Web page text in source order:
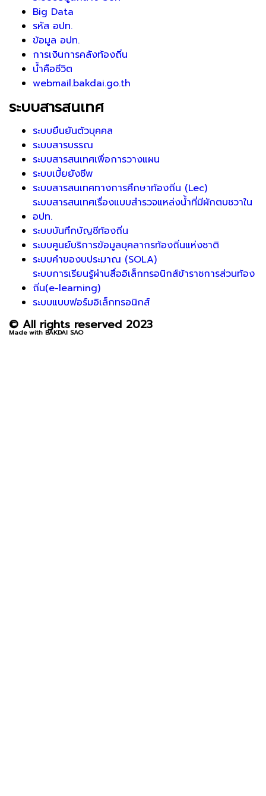
Big Data
รหัส อปท.
ข้อมูล อปท.
การเงินการคลังท้องถิ่น
น้ำคือชีวิต
webmail.bakdai.go.th
ระบบสารสนเทศ
ระบบยืนยันตัวบุคคล
ระบบสารบรรณ
ระบบสารสนเทศเพื่อการวางแผน
ระบบเบี้ยยังชีพ
ระบบสารสนเทศทางการศึกษาท้องถิ่น (Lec)
ระบบสารสนเทศเรื่องแบบสำรวจแหล่งน้ำที่มีผักตบชวาใน
อปท.
ระบบบันทึกบัญชีท้องถิ่น
ระบบศูนย์บริการข้อมูลบุคลากรท้องถิ่นแห่งชาติ
ระบบคำของบประมาณ (SOLA)
ระบบการเรียนรู้ผ่านสื่ออิเล็กทรอนิกส์ข้าราชการส่วนท้อง
ถิ่น(e-learning)
ระบบแบบฟอร์มอิเล็กทรอนิกส์
© All rights reserved 2023
Made with BAKDAI SAO